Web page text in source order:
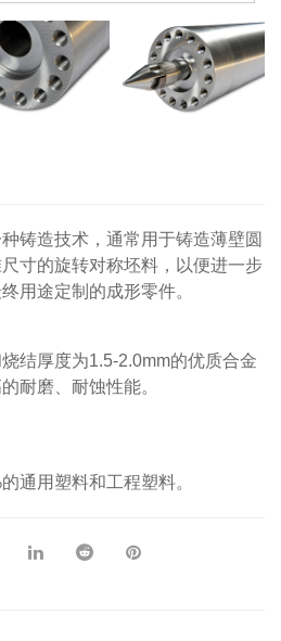
铸造技术，通常用于铸造薄壁圆
寸的旋转对称坯料，以便进一步
用途定制的成形零件。
结厚度为1.5-2.0mm的优质合金
耐磨、耐蚀性能。
通用塑料和工程塑料。